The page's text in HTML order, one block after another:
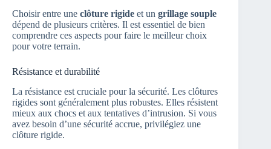
Choisir entre une clôture rigide et un grillage souple
dépend de plusieurs critères. Il est essentiel de bien
comprendre ces aspects pour faire le meilleur choix
pour votre terrain.
Résistance et durabilité
La résistance est cruciale pour la sécurité. Les clôtures
rigides sont généralement plus robustes. Elles résistent
mieux aux chocs et aux tentatives d’intrusion. Si vous
avez besoin d’une sécurité accrue, privilégiez une
clôture rigide.